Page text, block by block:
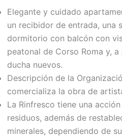
Elegante y cuidado
un recibidor de entrada, una
dormitorio con balcón con
peatonal de Corso Roma y,
ducha nuevos.
Descripción de la
comercializa la obra de
La Rinfresco tiene una
residuos, además de
minerales, dependiendo de